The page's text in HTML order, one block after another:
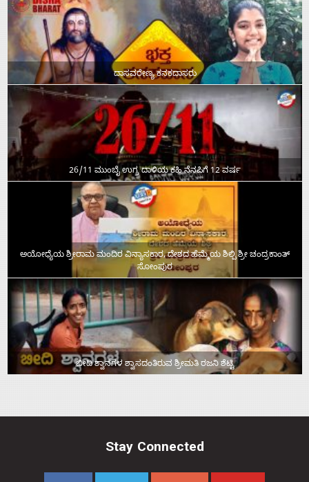
ದಾಸವರೇಣ್ಯ ಕನಕದಾಸರು
26/11 ಮುಂಬೈ ಉಗ್ರ ದಾಳಿಯ ಕಹಿ ನೆನಪಿಗೆ 12 ವರ್ಷ
ಅಯೋಧ್ಯೆಯ ಶ್ರೀರಾಮ ಮಂದಿರ ವಿನ್ಯಾಸಕಾರ, ದೇಶದ ಹೆಮ್ಮೆಯ ಶಿಲ್ಪಿ ಶ್ರೀ ಚಂದ್ರಕಾಂತ್‌
ಸೋಂಪುರ
ಬೀದಿ ಶ್ವಾನಗಳ ಶ್ವಾಸದಂತಿರುವ ಶ್ರೀಮತಿ ರಜನಿ ಶೆಟ್ಟಿ
Stay Connected